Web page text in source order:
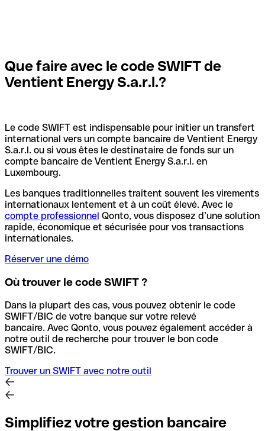
Que faire avec le code SWIFT de
Ventient Energy S.a.r.l.?
Le code SWIFT est indispensable pour initier un transfert
international vers un compte bancaire de Ventient Energy
S.a.r.l. ou si vous êtes le destinataire de fonds sur un
compte bancaire de Ventient Energy S.a.r.l. en
Luxembourg.
Les banques traditionnelles traitent souvent les virements
internationaux lentement et à un coût élevé. Avec le
compte professionnel Qonto, vous disposez d’une solution
rapide, économique et sécurisée pour vos transactions
internationales.
Réserver une démo
Où trouver le code SWIFT ?
Dans la plupart des cas, vous pouvez obtenir le code
SWIFT/BIC de votre banque sur votre relevé
bancaire. Avec Qonto, vous pouvez également accéder à
notre outil de recherche pour trouver le bon code
SWIFT/BIC.
Trouver un SWIFT avec notre outil
Simplifiez votre gestion bancaire